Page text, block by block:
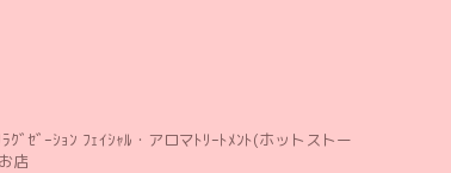
ｸﾞｾﾞｰｼｮﾝ ﾌｪｲｼｬﾙ・アロマﾄﾘｰﾄﾒﾝﾄ(ホットストー
店